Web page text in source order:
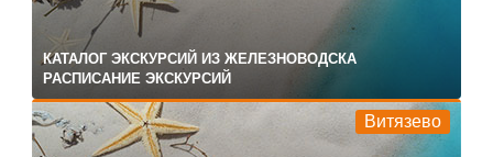
КАТАЛОГ ЭКСКУРСИЙ ИЗ ЖЕЛЕЗНОВОДСКА
РАСПИСАНИЕ ЭКСКУРСИЙ
Витязево